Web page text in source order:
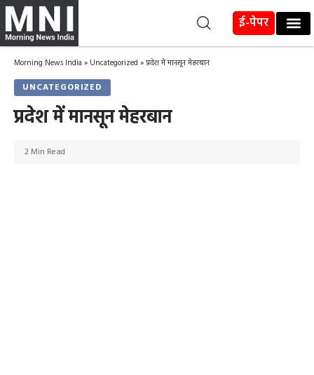
ई-पेपर
Morning News India » Uncategorized »प्रदेश में मानसून मेहरबान
UNCATEGORIZED
प्रदेश में मानसून मेहरबान
2 Min Read